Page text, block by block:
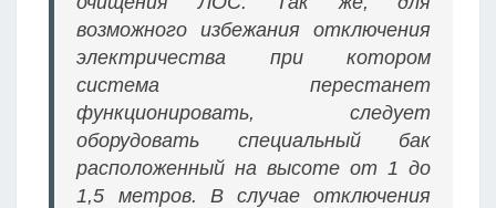
возможного избежания отключения
электричества при котором
система перестанет
функционировать, следует
оборудовать специальный бак
расположенный на высоте от 1 до
1,5 метров. В случае отключения